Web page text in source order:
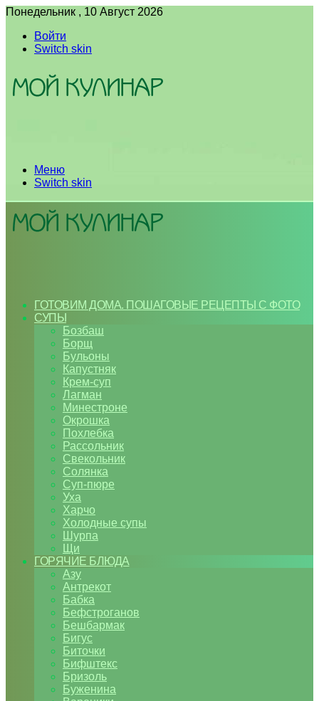
Понедельник , 10 Август 2026
Войти
Switch skin
Меню
Switch skin
ГОТОВИМ ДОМА. ПОШАГОВЫЕ РЕЦЕПТЫ С ФОТО
СУПЫ
Бозбаш
Борщ
Бульоны
Капустняк
Крем-суп
Лагман
Минестроне
Окрошка
Похлебка
Рассольник
Свекольник
Солянка
Суп-пюре
Уха
Харчо
Холодные супы
Шурпа
Щи
ГОРЯЧИЕ БЛЮДА
Азу
Антрекот
Бабка
Бефстроганов
Бешбармак
Бигус
Биточки
Бифштекс
Бризоль
Буженина